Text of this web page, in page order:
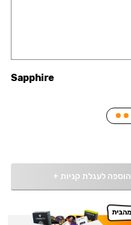
Sapphire
הוספה לעגלת קניות +